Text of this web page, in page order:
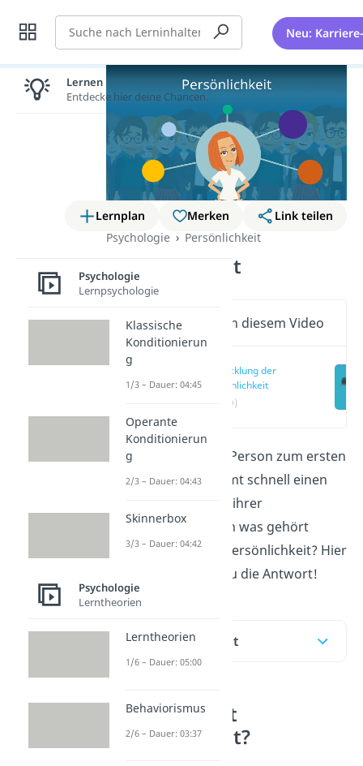
Suche Neu:
Lernplan Merken
Link teilen
Psychologie
Persönlichkeit
Persönlichkeit
Wichtige Inhalte in diesem Video
Entwicklung der
Persönlichkeit
(02:39)
Begegnest du einer Person zum ersten
Mal, hast du bestimmt schnell einen
ersten Eindruck von ihrer
Persönlichkeit
. Doch was gehört
eigentlich alles zur Persönlichkeit? Hier
findest du die Antwort!
Inhaltsübersicht
Was bedeutet
Persönlichkeit?
Lernen lohnt sich!
Entdecke hier deine Chancen.
Psychologie
Lernpsychologie
Klassische
Konditionierun
g
1/3 – Dauer: 04:45
Operante
Konditionierun
g
2/3 – Dauer: 04:43
Skinnerbox
3/3 – Dauer: 04:42
Psychologie
Lerntheorien
Lerntheorien
1/6 – Dauer: 05:00
Behaviorismus
2/6 – Dauer: 03:37